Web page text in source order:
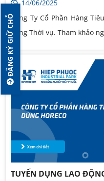
ĐĂNG KÝ GIỮ CHỖ
14/06/2025
Công Ty Cổ Phần Hàng
động Thời vụ. Tham khảo
TUYỂN DỤNG LAO